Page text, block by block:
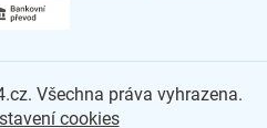
. Všechna práva vyhrazena.
cookies